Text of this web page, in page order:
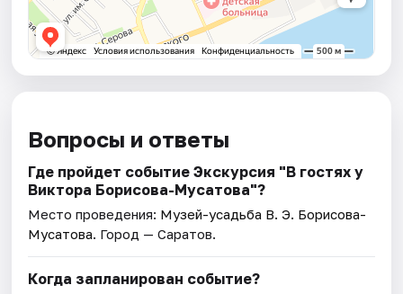
Вопросы и ответы
Где пройдет событие Экскурсия "В гостях у
Виктора Борисова-Мусатова"?
Место проведения: Музей-усадьба В. Э. Борисова-
Мусатова. Город — Саратов.
Когда запланирован событие?